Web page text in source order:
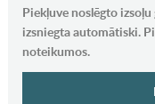
Piekļuve noslēgto
izsniegta automātiski.
noteikumos.